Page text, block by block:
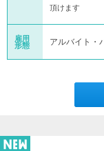
頂けます
雇用
形態
アルバイト・